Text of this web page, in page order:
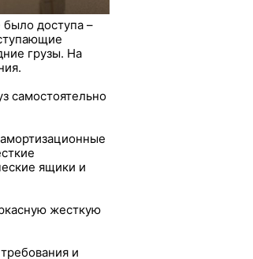
доступа –
грузы. На
самостоятельно
ящики и
жесткую
и